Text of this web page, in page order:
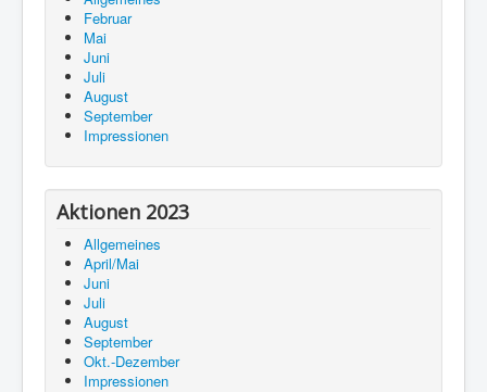
Februar
Mai
Juni
Juli
August
September
Impressionen
Aktionen 2023
Allgemeines
April/Mai
Juni
Juli
August
September
Okt.-Dezember
Impressionen